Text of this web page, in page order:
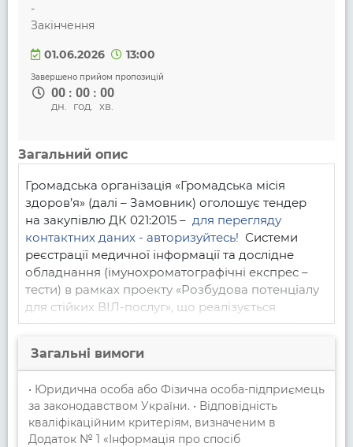
-
Закінчення
01.06.2026 13:00
Завершено прийом пропозицій
00 : 00 : 00
дн. год. хв.
Загальний опис
Громадська організація «Громадська місія
здоров’я» (далі – Замовник) оголошує тендер
на закупівлю ДК 021:2015 – для перегляду
контактних даних - авторизуйтесь! Системи
реєстрації медичної інформації та дослідне
обладнання (імунохроматографічні експрес –
тести) в рамках проекту «Розбудова потенціалу
для стійких ВІЛ-послуг», що реалізується
Міжнародним центром підготовки та освіти у
Вашингтон, США (далі – Товар) та запрошує Вас
Загальні вимоги
• Юридична особа або Фізична особа-підприємець
за законодавством України. • Відповідність
кваліфікаційним критеріям, визначеним в
Додаток № 1 «Інформація про спосіб